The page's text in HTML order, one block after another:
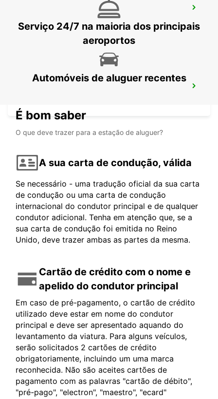
AEROPORTO DE GUARULHOS MEET AND
SAO PAULO - BRAZIL
Serviço 24/7 na maioria dos principais
aeroportos
Automóveis de aluguer recentes
É bom saber
O que deve trazer para a estação de aluguer?
A sua carta de condução, válida
Se necessário - uma tradução oficial da sua carta
de condução ou uma carta de condução
internacional do condutor principal e de qualquer
condutor adicional. Tenha em atenção que, se a
sua carta de condução foi emitida no Reino
Unido, deve trazer ambas as partes da mesma.
Cartão de crédito com o nome e
apelido do condutor principal
Em caso de pré-pagamento, o cartão de crédito
utilizado deve estar em nome do condutor
principal e deve ser apresentado aquando do
levantamento da viatura. Para alguns veículos,
serão solicitados 2 cartões de crédito
obrigatoriamente, incluindo um uma marca
reconhecida. Não são aceites cartões de
pagamento com as palavras "cartão de débito",
"pré-pago", "electron", "maestro", "ecard"